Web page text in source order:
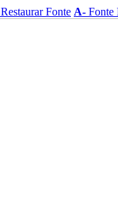
Restaurar Fonte A- Fonte